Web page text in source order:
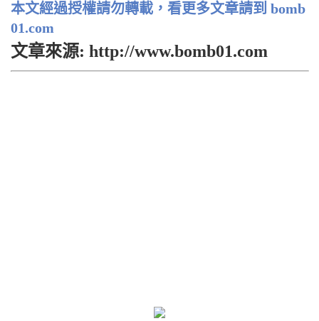
本文經過授權請勿轉載，看更多文章請到 bomb
01.com
文章來源: http://www.bomb01.com